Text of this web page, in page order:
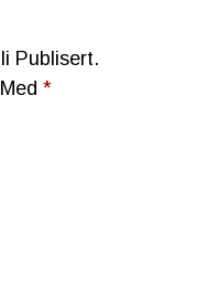
Publisert.
*